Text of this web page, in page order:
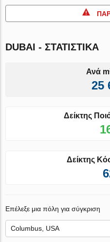
DUBAI - ΣΤΑΤΙΣΤΙΚΆ
Ανά
25
Δείκτης
Δείκτης
Επέλεξε μια πόλη για σύγκριση